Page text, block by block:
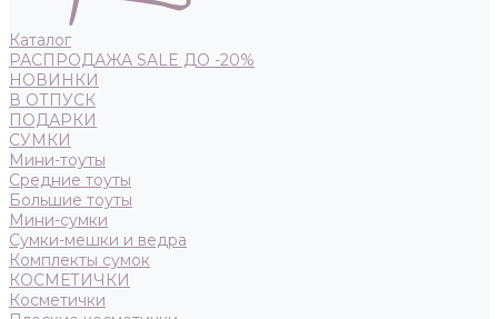
Каталог
РАСПРОДАЖА SALE ДО -20%
НОВИНКИ
В ОТПУСК
ПОДАРКИ
СУМКИ
Мини-тоуты
Средние тоуты
Большие тоуты
Мини-сумки
Сумки-мешки и ведра
Комплекты сумок
КОСМЕТИЧКИ
Косметички